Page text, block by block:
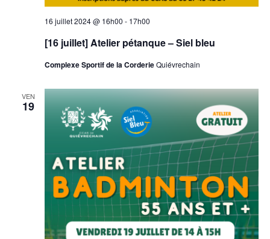
16 juillet 2024 @ 16h00 - 17h00
[16 juillet] Atelier pétanque – Siel bleu
Complexe Sportif de la CorderieQuiévrechain
VEN
19